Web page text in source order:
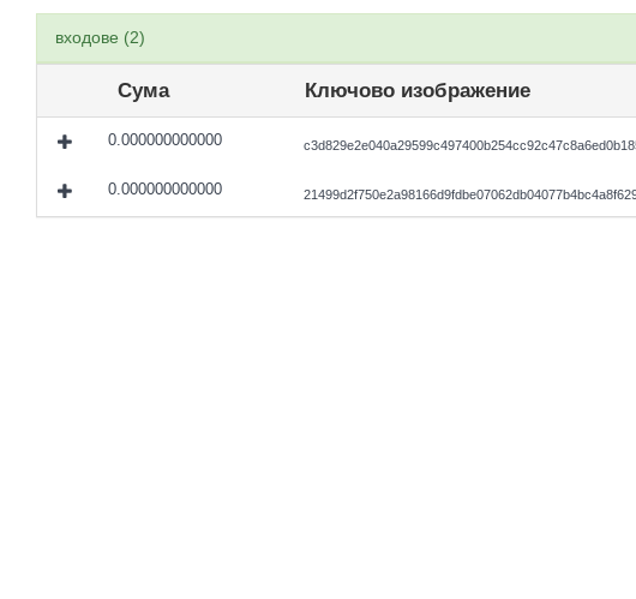
входове (2)
Сума Ключово изображение
0.000000000000
0.000000000000